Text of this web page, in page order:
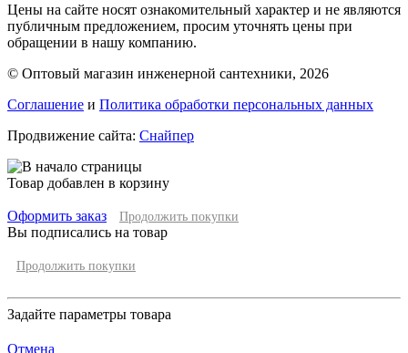
Цены на сайте носят ознакомительный характер и не являются
публичным предложением, просим уточнять цены при
обращении в нашу компанию.
© Оптовый магазин инженерной сантехники, 2026
Соглашение и Политика обработки персональных данных
Продвижение сайта: Снайпер
Товар добавлен в корзину
Оформить заказ Продолжить покупки
Вы подписались на товар
Продолжить покупки
Задайте параметры товара
Отмена